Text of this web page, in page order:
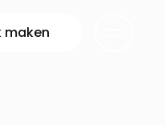
maken